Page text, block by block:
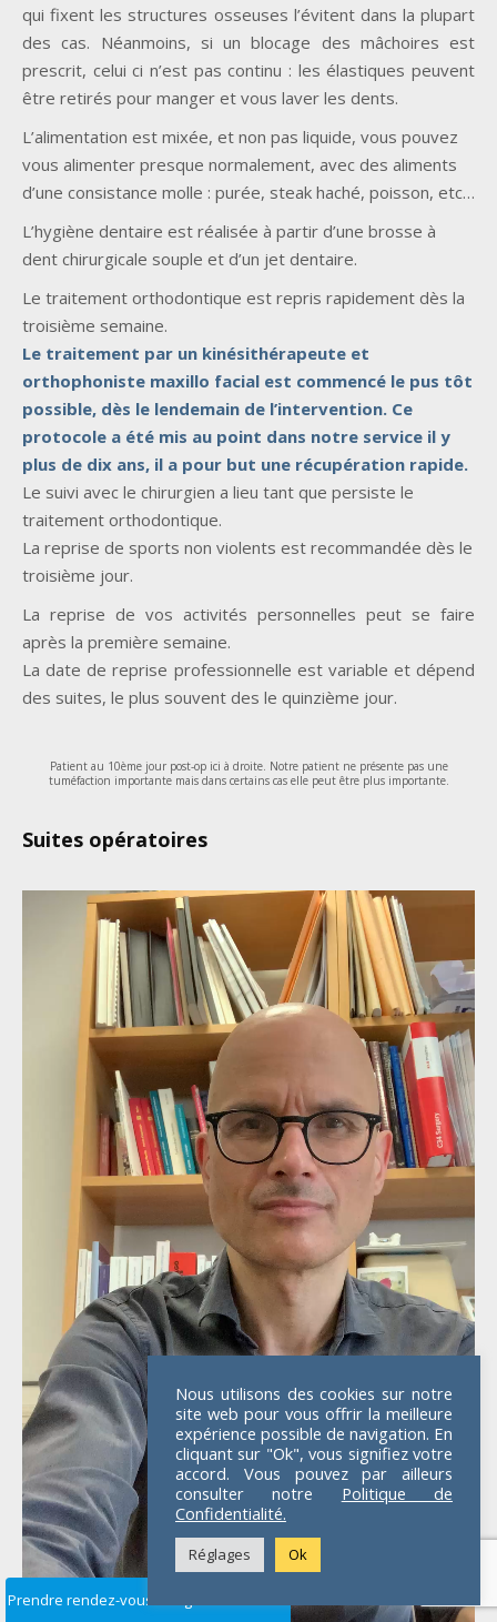
Prendre rendez-vous en ligne
qui fixent les structures osseuses l’évitent dans la plupart
des cas. Néanmoins, si un blocage des mâchoires est
prescrit, celui ci n’est pas continu : les élastiques peuvent
être retirés pour manger et vous laver les dents.
L’alimentation est mixée, et non pas liquide, vous pouvez
vous alimenter presque normalement, avec des aliments
d’une consistance molle : purée, steak haché, poisson, etc…
L’hygiène dentaire est réalisée à partir d’une brosse à
dent chirurgicale souple et d’un jet dentaire.
Le traitement orthodontique est repris rapidement dès la
troisième semaine.
Le traitement par un kinésithérapeute et
orthophoniste maxillo facial est commencé le pus tôt
possible, dès le lendemain de l’intervention. Ce
protocole a été mis au point dans notre service il y
plus de dix ans, il a pour but une récupération rapide.
Le suivi avec le chirurgien a lieu tant que persiste le
traitement orthodontique.
La reprise de sports non violents est recommandée dès le
troisième jour.
La reprise de vos activités personnelles peut se faire
après la première semaine.
La date de reprise professionnelle est variable et dépend
des suites, le plus souvent des le quinzième jour.
Patient au 10ème jour post-op ici à droite. Notre patient ne présente pas une
tuméfaction importante mais dans certains cas elle peut être plus importante.
Suites opératoires
Nous utilisons des cookies sur notre
site web pour vous offrir la meilleure
expérience possible de navigation. En
cliquant sur "Ok", vous signifiez votre
accord. Vous pouvez par ailleurs
consulter notre Politique de
Confidentialité.
Réglages Ok